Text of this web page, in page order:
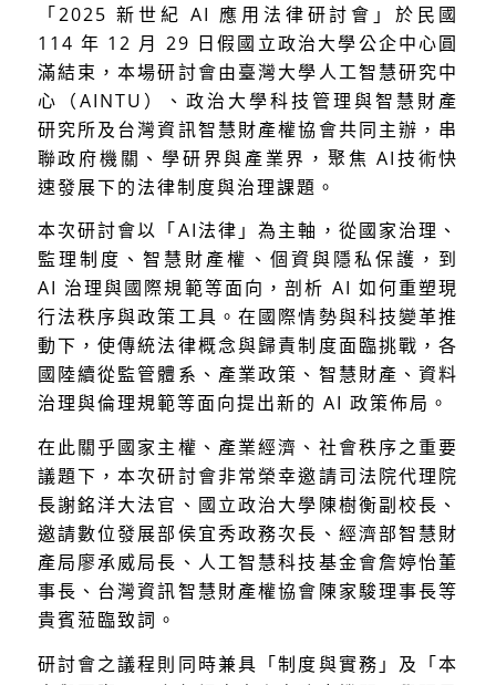
「2025 新世紀 AI 應用法律研討會」於民國
114 年 12 月 29 日假國立政治大學公企中心圓
滿結束，本場研討會由臺灣大學人工智慧研究中
心（AINTU）、政治大學科技管理與智慧財產
研究所及台灣資訊智慧財產權協會共同主辦，串
聯政府機關、學研界與產業界，聚焦 AI技術快
速發展下的法律制度與治理課題。
本次研討會以「AI法律」為主軸，從國家治理、
監理制度、智慧財產權、個資與隱私保護，到
AI 治理與國際規範等面向，剖析 AI 如何重塑現
行法秩序與政策工具。在國際情勢與科技變革推
動下，使傳統法律概念與歸責制度面臨挑戰，各
國陸續從監管體系、產業政策、智慧財產、資料
治理與倫理規範等面向提出新的 AI 政策佈局。
在此關乎國家主權、產業經濟、社會秩序之重要
議題下，本次研討會非常榮幸邀請司法院代理院
長謝銘洋大法官、國立政治大學陳樹衡副校長、
邀請數位發展部侯宜秀政務次長、經濟部智慧財
產局廖承威局長、人工智慧科技基金會詹婷怡董
事長、台灣資訊智慧財產權協會陳家駿理事長等
貴賓蒞臨致詞。
研討會之議程則同時兼具「制度與實務」及「本